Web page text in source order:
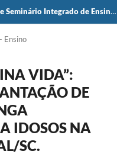
Seminário de Iniciação Científica e Seminário Integrado de Ensino, Pesquisa e Extensão (SIEPE)
Ensino
VIDA”:
DE
IDOSOS NA
SC.